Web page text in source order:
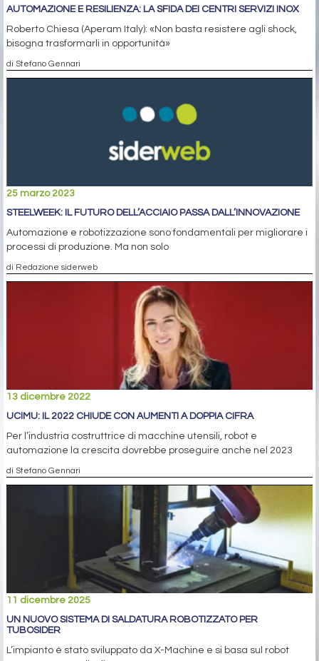
AUTOMAZIONE E RESILIENZA: LA SFIDA DEI CENTRI SERVIZI INOX
Roberto Chiesa (Aperam Italy): «Non basta resistere agli shock,
bisogna trasformarli in opportunità»
di Stefano Gennari
25 marzo 2023
STEELWEEK: IL FUTURO DELL’ACCIAIO PASSA DALL’INNOVAZIONE
Automazione e robotizzazione sono fondamentali per migliorare i
processi di produzione. Ma non solo
di Redazione siderweb
13 dicembre 2022
UCIMU: IL 2022 CHIUDE CON AUMENTI A DOPPIA CIFRA
Per l’industria costruttrice di macchine utensili, robot e
automazione la crescita dovrebbe proseguire anche nel 2023
di Stefano Gennari
11 dicembre 2025
UN NUOVO SISTEMA DI SALDATURA ROBOTIZZATO PER
TUBOSIDER
L’impianto è stato sviluppato da X-Machine e si basa sul robot